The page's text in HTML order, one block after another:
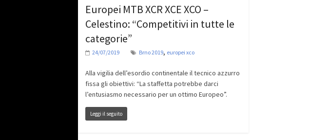
Europei MTB XCR XCE XCO –
Celestino: “Competitivi in tutte le
categorie”
24/07/2019 Brno 2019, europei xco
Alla vigilia dell’esordio continentale il tecnico azzurro
fissa gli obiettivi: “La staffetta potrebbe darci
l’entusiasmo necessario per un ottimo Europeo”.
Leggi il seguito